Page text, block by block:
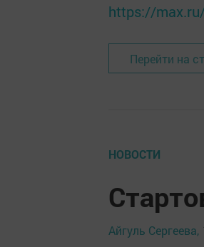
https://
Перейти на
НОВОСТИ
Айгуль Сергеева,